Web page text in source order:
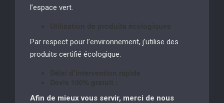
l’espace vert.
Par respect pour l’environnement, j’utilise des
produits certifié écologique.
Afin de mieux vous servir, merci de nous